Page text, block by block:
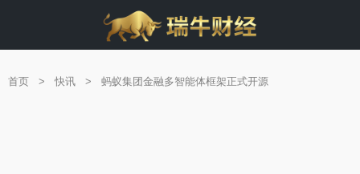
首页 > 快讯 > 蚂蚁集团金融多智能体框架正式开源